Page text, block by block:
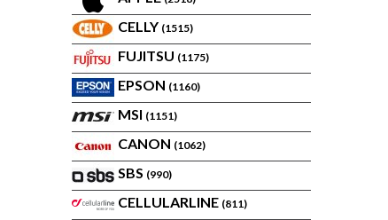
CELLY (1515)
FUJITSU (1175)
EPSON (1160)
MSI (1151)
CANON (1062)
SBS (990)
CELLULARLINE (811)